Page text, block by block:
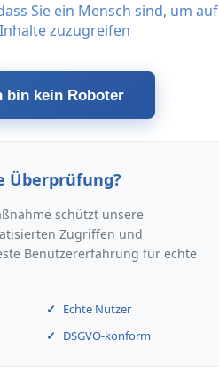
Sie ein Mensch sind, um auf
zuzugreifen
bin kein Roboter
Überprüfung?
schützt unsere
Zugriffen und
Benutzererfahrung für echte
Echte Nutzer
DSGVO-konform